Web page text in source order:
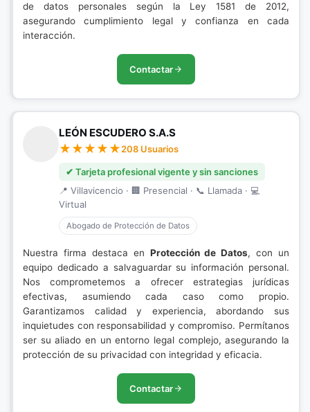
de datos personales según la Ley 1581 de 2012,
asegurando cumplimiento legal y confianza en cada
interacción.
Contactar
LEÓN ESCUDERO S.A.S
208 Usuarios
✔ Tarjeta profesional vigente y sin sanciones
📍 Villavicencio · 🏢 Presencial · 📞 Llamada · 💻
Virtual
Abogado de Protección de Datos
Nuestra firma destaca en Protección de Datos, con un
equipo dedicado a salvaguardar su información personal.
Nos comprometemos a ofrecer estrategias jurídicas
efectivas, asumiendo cada caso como propio.
Garantizamos calidad y experiencia, abordando sus
inquietudes con responsabilidad y compromiso. Permítanos
ser su aliado en un entorno legal complejo, asegurando la
protección de su privacidad con integridad y eficacia.
Contactar